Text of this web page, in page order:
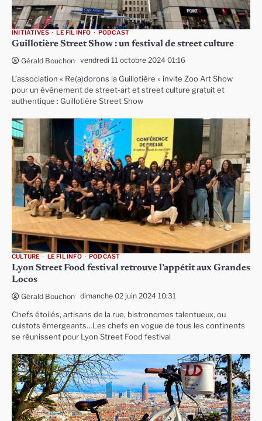
INITIATIVES LE FIL INFO PODCAST
Guillotière Street Show : un festival de street culture
Gérald Bouchon vendredi 11 octobre 2024 01:16
L’association « Re(a)dorons la Guillotière » invite Zoo Art Show
pour un évènement de street-art et street culture gratuit et
authentique : Guillotière Street Show
CULTURE LE FIL INFO PODCAST
Lyon Street Food festival retrouve l’appétit aux Grandes
Locos
Gérald Bouchon dimanche 02 juin 2024 10:31
Chefs étoilés, artisans de la rue, bistronomes talentueux, ou
cuistots émergeants…Les chefs en vogue de tous les continents
se réunissent pour Lyon Street Food festival